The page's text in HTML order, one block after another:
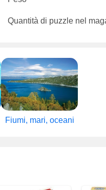
Quantità di puzzle nel
Fiumi, mari, oceani